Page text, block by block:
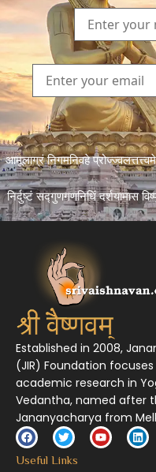
आमूलाग्रं निगमनिवहे
निर्दुष्टं सद्गुणगणनिधिं दर्शयामास
Established in 2008,
(JIR) Foundation
academic research in
Vedantha, named after
Jananyacharya from
Useful Links